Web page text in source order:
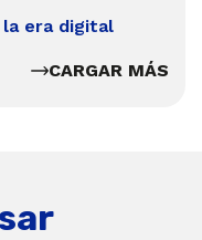
era digital
CARGAR MÁS